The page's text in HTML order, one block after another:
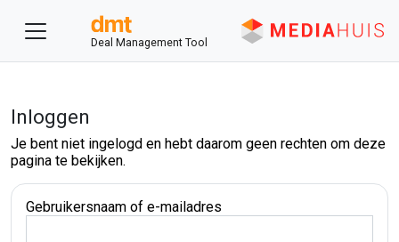
Deal Management Tool
Inloggen
Je bent niet ingelogd en hebt daarom geen rechten om deze
pagina te bekijken.
Gebruikersnaam of e-mailadres